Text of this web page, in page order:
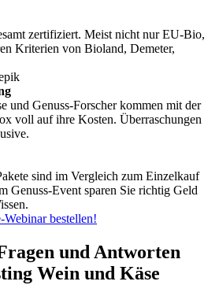
zertifiziert. Meist nicht nur EU-Bio,
Kriterien von Bioland, Demeter,
und Genuss-Forscher kommen mit der
voll auf ihre Kosten. Überraschungen
sind im Vergleich zum Einzelkauf
Genuss-Event sparen Sie richtig Geld
bestellen!
und Antworten
Wein und Käse